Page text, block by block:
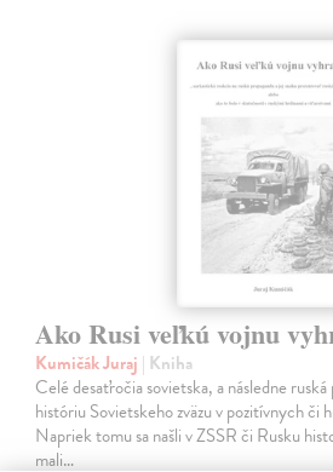
Ako Rusi veľkú vojnu
Kumičák Juraj | Kniha
Celé desaťročia sovietska, a následne
históriu Sovietskeho zväzu v pozitívnych či
Napriek tomu sa našli v ZSSR či Rusku
mali…